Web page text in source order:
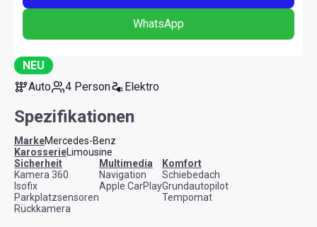
WhatsApp
NEU
Auto
4 Person Elektro
Spezifikationen
MarkeMercedes-Benz
KarosserieLimousine
Sicherheit
Kamera 360
Isofix
Parkplatzsensoren
Rückkamera
Multimedia
Navigation
Apple CarPlay
Komfort
Schiebedach
Grundautopilot
Tempomat